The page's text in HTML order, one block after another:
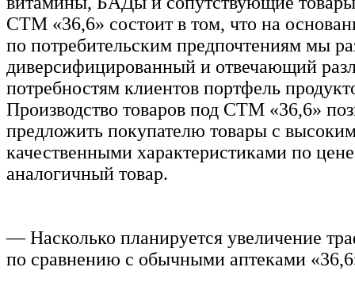
СТМ «36,6» состоит в том, что на
по потребительским предпочтениям мы
диверсифицированный и отвечающий
потребностям клиентов портфель
Производство товаров под СТМ «36,6»
предложить покупателю товары с
качественными характеристиками по
аналогичный товар.
— Насколько планируется увеличение
по сравнению с обычными аптеками